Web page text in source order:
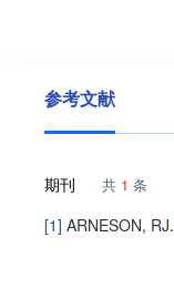
参考文献
期刊 共 1 条
[1] ARNESON, RJ.